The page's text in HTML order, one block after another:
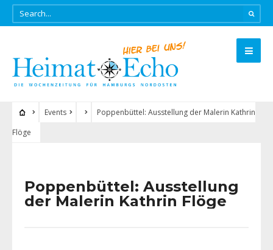
Events
Poppenbüttel: Ausstellung der Malerin Kathrin
Flöge
Poppenbüttel: Ausstellung
der Malerin Kathrin Flöge